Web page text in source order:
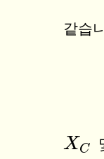
같습
XC
XC